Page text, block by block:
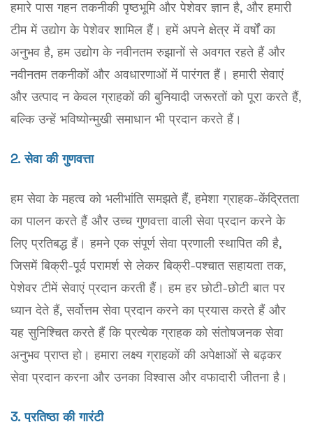
हमारे पास गहन तकनीकी पृष्ठभूमि और पेशेवर ज्ञान है, और हमारी
टीम में उद्योग के पेशेवर शामिल हैं। हमें अपने क्षेत्र में वर्षों का
अनुभव है, हम उद्योग के नवीनतम रुझानों से अवगत रहते हैं और
नवीनतम तकनीकों और अवधारणाओं में पारंगत हैं। हमारी सेवाएं
और उत्पाद न केवल ग्राहकों की बुनियादी जरूरतों को पूरा करते हैं,
बल्कि उन्हें भविष्योन्मुखी समाधान भी प्रदान करते हैं।
2. सेवा की गुणवत्ता
हम सेवा के महत्व को भलीभांति समझते हैं, हमेशा ग्राहक-केंद्रितता
का पालन करते हैं और उच्च गुणवत्ता वाली सेवा प्रदान करने के
लिए प्रतिबद्ध हैं। हमने एक संपूर्ण सेवा प्रणाली स्थापित की है,
जिसमें बिक्री-पूर्व परामर्श से लेकर बिक्री-पश्चात सहायता तक,
पेशेवर टीमें सेवाएं प्रदान करती हैं। हम हर छोटी-छोटी बात पर
ध्यान देते हैं, सर्वोत्तम सेवा प्रदान करने का प्रयास करते हैं और
यह सुनिश्चित करते हैं कि प्रत्येक ग्राहक को संतोषजनक सेवा
अनुभव प्राप्त हो। हमारा लक्ष्य ग्राहकों की अपेक्षाओं से बढ़कर
सेवा प्रदान करना और उनका विश्वास और वफादारी जीतना है।
3. प्रतिष्ठा की गारंटी